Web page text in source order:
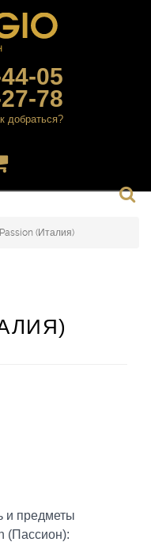
05
78
добраться?
(Италия)
и предметы
(Пассион):